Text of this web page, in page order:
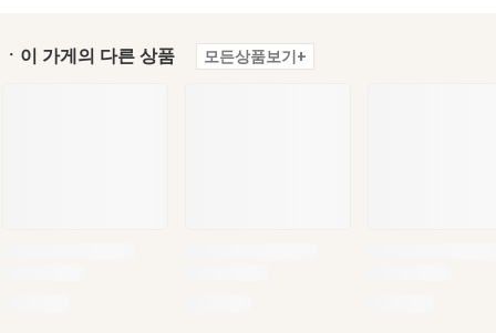
ㆍ이 가게의 다른 상품 모든상품보기+